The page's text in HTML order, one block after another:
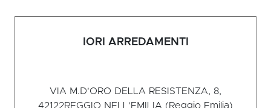
IORI ARREDAMENTI
VIA M.D'ORO DELLA RESISTENZA, 8,
42122REGGIO NELL'EMILIA (Reggio Emilia)